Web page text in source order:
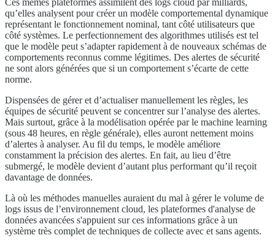
Ces mêmes plateformes assimilent des logs cloud par milliards,
qu’elles analysent pour créer un modèle comportemental dynamique
représentant le fonctionnement nominal, tant côté utilisateurs que
côté systèmes. Le perfectionnement des algorithmes utilisés est tel
que le modèle peut s’adapter rapidement à de nouveaux schémas de
comportements reconnus comme légitimes. Des alertes de sécurité
ne sont alors générées que si un comportement s’écarte de cette
norme.
Dispensées de gérer et d’actualiser manuellement les règles, les
équipes de sécurité peuvent se concentrer sur l’analyse des alertes.
Mais surtout, grâce à la modélisation opérée par le machine learning
(sous 48 heures, en règle générale), elles auront nettement moins
d’alertes à analyser. Au fil du temps, le modèle améliore
constamment la précision des alertes. En fait, au lieu d’être
submergé, le modèle devient d’autant plus performant qu’il reçoit
davantage de données.
Là où les méthodes manuelles auraient du mal à gérer le volume de
logs issus de l’environnement cloud, les plateformes d'analyse de
données avancées s'appuient sur ces informations grâce à un
système très complet de techniques de collecte avec et sans agents.